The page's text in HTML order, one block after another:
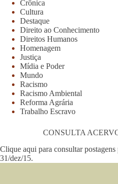
Crônica
Cultura
Destaque
Direito ao Conhecimento
Direitos Humanos
Homenagem
Justiça
Mídia e Poder
Mundo
Racismo
Racismo Ambiental
Reforma Agrária
Trabalho Escravo
CONSULTA
Clique aqui para consultar postagens
31/dez/15.